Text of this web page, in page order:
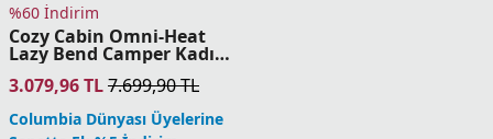
%60 İndirim
Cozy Cabin Omni-Heat
Lazy Bend Camper Kadın
Terlik
3.079,96TL7.699,90TL
Columbia Dünyası Üyelerine